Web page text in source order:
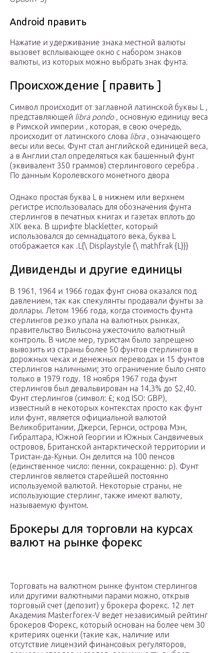
Android править
Нажатие и удерживание знака местной валюты
вызовет всплывающее окно с набором знаков
валюты, из которых можно выбрать знак фунта.
Происхождение [ править ]
Символ происходит от заглавной латинской буквы L ,
представляющей libra pondo, основную единицу веса
в Римской империи , которая, в свою очередь,
происходит от латинского слова libra, означающего
весы или весы. Фунт стал английской единицей веса,
а в Англии стал определяться как башенный фунт
(эквивалент 350 граммов) стерлингового серебра .
По данным Королевского монетного двора
Однако простая буква L в нижнем или верхнем
регистре использовалась для обозначения фунта
стерлингов в печатных книгах и газетах вплоть до
XIX века. В шрифте blackletter, который
использовался до семнадцатого века, буква L
отображается как .L {\ Displaystyle {\ mathfrak {L}}}
Дивиденды и другие единицы
В 1961, 1964 и 1966 годах фунт снова оказался под
давлением, так как спекулянты продавали фунты за
доллары. Летом 1966 года, когда стоимость фунта
стерлингов резко упала на валютных рынках,
правительство Вильсона ужесточило валютный
контроль. В числе мер, туристам было запрещено
вывозить из страны более 50 фунтов стерлингов в
дорожных чеках и денежных переводах и 15 фунтов
стерлингов наличными; это ограничение было снято
только в 1979 году. 18 ноября 1967 года фунт
стерлингов был девальвирован на 14,3% до $2,40.
Фунт стерлингов (символ: £; код ISO: GBP),
известный в некоторых контекстах просто как фунт
или фунт, является официальной валютой
Великобритании, Джерси, Гернси, острова Мэн,
Гибралтара, Южной Георгии и Южных Сандвичевых
островов, Британской антарктической территории и
Тристан-да-Куньи. Он делится на 100 пенсов
(единственное число: пенни, сокращенно: p). Фунт
стерлингов является старейшей постоянно
используемой валютой. Некоторые страны, не
использующие стерлинг, также имеют валюту,
называемую фунтом.
Брокеры для торговли на курсах
валют на рынке форекс
Торговать на валютном рынке фунтом стерлингов
или другими валютными парами можно, открыв
торговый счет (депозит) у брокера форекс. 12 лет
Академия Masterforex-V ведет независимый рейтинг
брокеров Форекс, который основан на более чем 30
критериях оценки (такие как, наличие или
отсутствие лицензий финансовых регуляторов,